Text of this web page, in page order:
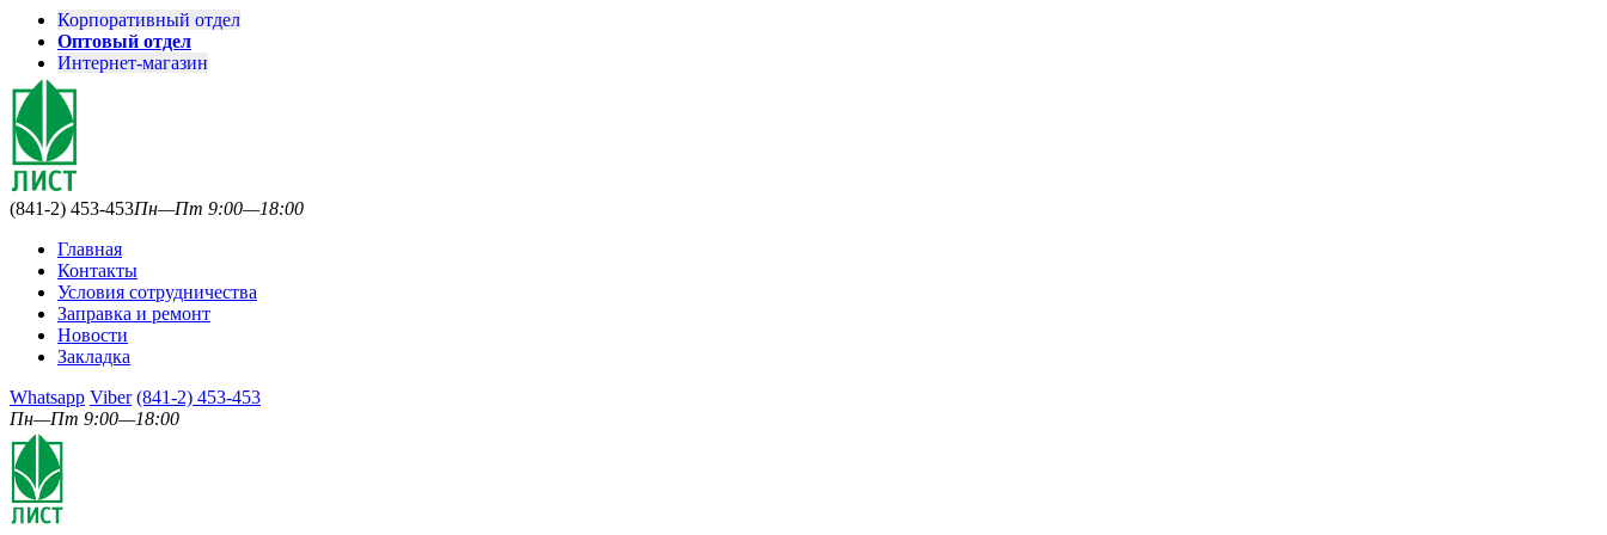
Корпоративный отдел
Оптовый отдел
Интернет-магазин
(841-2) 453-453Пн—Пт 9:00—18:00
Главная
Контакты
Условия сотрудничества
Заправка и ремонт
Новости
Закладка
Whatsapp Viber (841-2) 453-453
Пн—Пт 9:00—18:00